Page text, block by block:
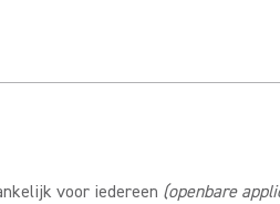
voor iedereen (openbare